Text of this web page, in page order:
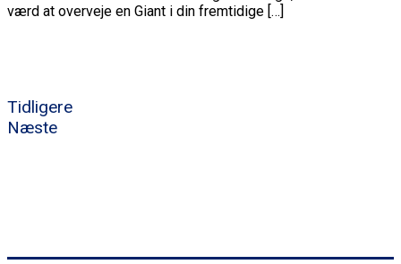
værd at overveje en Giant i din fremtidige […]
Tidligere
Næste